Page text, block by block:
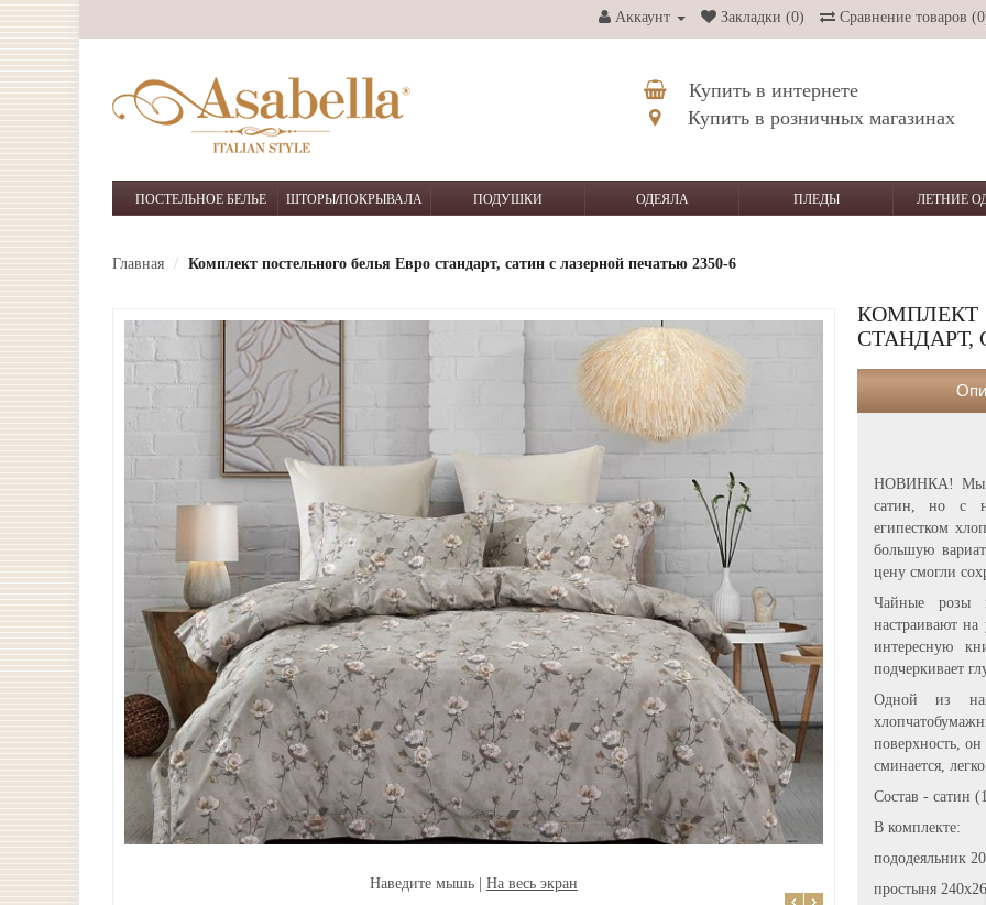
Аккаунт Закладки (0) Сравнение товаров
Купить в интернете
Купить в розничных магазинах
ПОСТЕЛЬНОЕ БЕЛЬЕ ШТОРЫ/ПОКРЫВАЛА ПОДУШКИ ОДЕЯЛА ПЛЕДЫ ЛЕТНИЕ
Главная Комплект постельного белья Евро стандарт, сатин с лазерной печатью 2350-6
Наведите мышь | На весь экран
СТАНДАРТ,
НОВИНКА! Мы
сатин, но с
египестком
большую
цену смогли
Чайные розы
настраивают
интересную
подчеркивает
Одной из
поверхность,
сминается,
Состав - сатин
В комплекте:
пододеяльник
простыня